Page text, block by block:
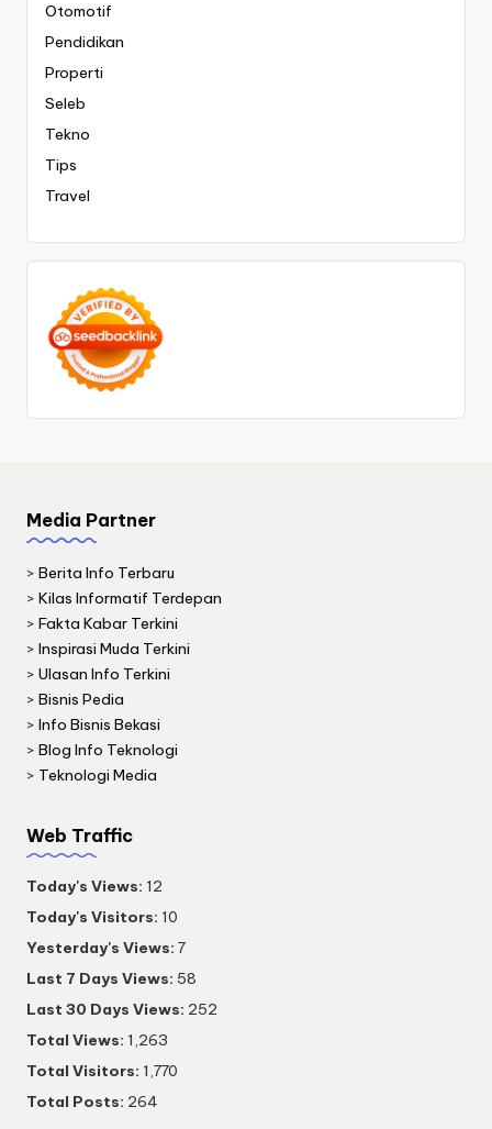
Otomotif
Pendidikan
Properti
Seleb
Tekno
Tips
Travel
Media Partner
> Berita Info Terbaru
> Kilas Informatif Terdepan
> Fakta Kabar Terkini
> Inspirasi Muda Terkini
> Ulasan Info Terkini
> Bisnis Pedia
> Info Bisnis Bekasi
> Blog Info Teknologi
> Teknologi Media
Web Traffic
Today's Views: 12
Today's Visitors: 10
Yesterday's Views: 7
Last 7 Days Views: 58
Last 30 Days Views: 252
Total Views: 1,263
Total Visitors: 1,770
Total Posts: 264